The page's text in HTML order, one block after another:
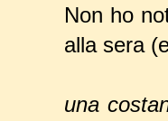
Non ho
alla sera
una